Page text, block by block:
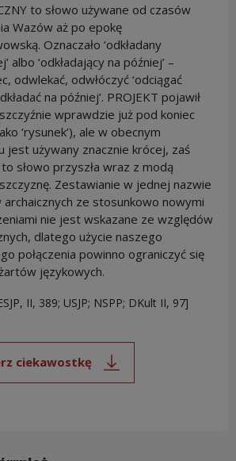
to słowo używane od czasów
Wazów aż po epokę
Oznaczało ‘odkładany
albo ‘odkładający na później’ –
odwlekać, odwłóczyć ‘odciągać
na później’. PROJEKT pojawił
wprawdzie już pod koniec
‘rysunek’), ale w obecnym
jest używany znacznie krócej, zaś
słowo przyszła wraz z modą
Zestawianie w jednej nazwie
ze stosunkowo nowymi
nie jest wskazane ze względów
dlatego użycie naszego
połączenia powinno ograniczyć się
językowych.
II, 389; USJP; NSPP; DKult II, 97]
ciekawostkę
Uwaga, link zostanie otwarty